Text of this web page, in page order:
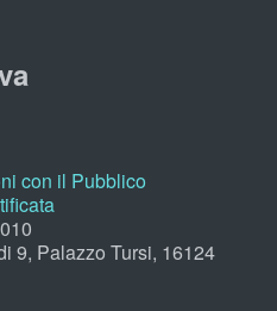
con il Pubblico
9, Palazzo Tursi, 16124